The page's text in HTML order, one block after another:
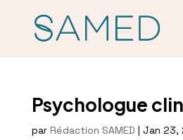
Psychologue
par Rédaction SAMED | Jan 23,